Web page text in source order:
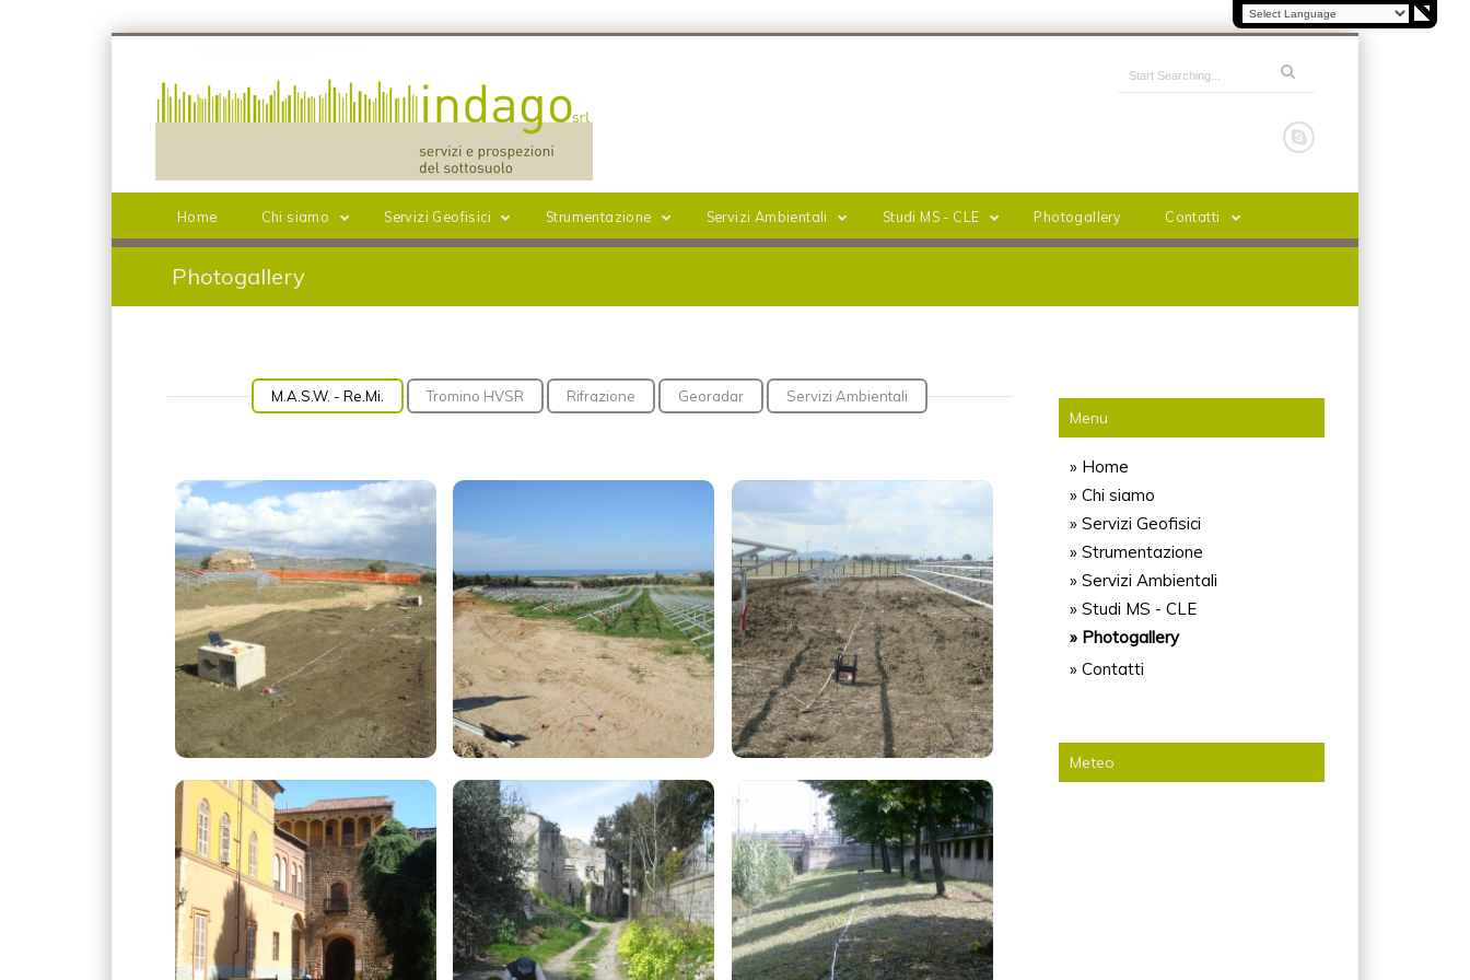
Home Chi siamo Servizi Geofisici Strumentazione Servizi Ambientali Studi MS - CLE Photogallery Contatti
Photogallery
M.A.S.W. - Re.Mi. Tromino HVSR Rifrazione Georadar Servizi Ambientali
Menu
» Home
» Chi siamo
» Servizi Geofisici
» Strumentazione
» Servizi Ambientali
» Studi MS - CLE
» Photogallery
» Contatti
Meteo